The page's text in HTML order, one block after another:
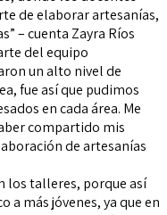
de elaborar artesanías,
– cuenta Zayra Ríos
del equipo
un alto nivel de
fue así que pudimos
en cada área. Me
compartido mis
de artesanías
los talleres, porque así
a más jóvenes, ya que en